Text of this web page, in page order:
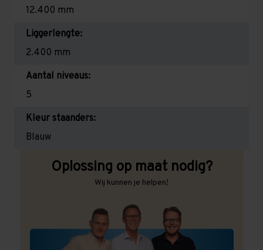
12.400 mm
Liggerlengte:
2.400 mm
Aantal niveaus:
5
Kleur staanders:
Blauw
Oplossing op maat nodig?
Wij kunnen je helpen!